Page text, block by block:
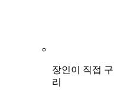
장인이 직접
리